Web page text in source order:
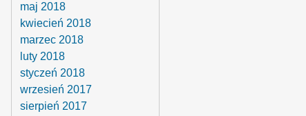
maj 2018
kwiecień 2018
marzec 2018
luty 2018
styczeń 2018
wrzesień 2017
sierpień 2017